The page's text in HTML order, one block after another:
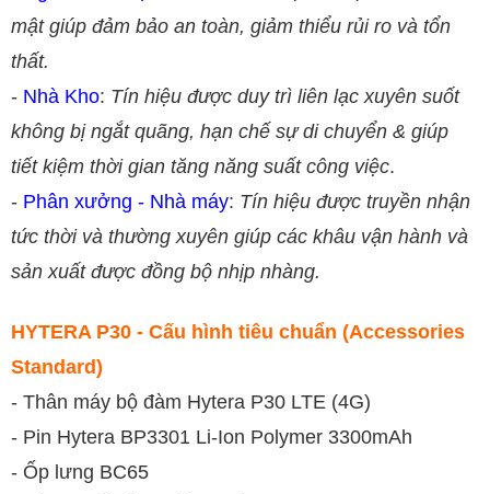
mật giúp đảm bảo an toàn, giảm thiểu rủi ro và tổn
thất.
- Nhà Kho: Tín hiệu được duy trì liên lạc xuyên suốt
không bị ngắt quãng, hạn chế sự di chuyển & giúp
tiết kiệm thời gian tăng năng suất công việc.
- Phân xưởng - Nhà máy: Tín hiệu được truyền nhận
tức thời và thường xuyên giúp các khâu vận hành và
sản xuất được đồng bộ nhịp nhàng.
HYTERA P30 - Cấu hình tiêu chuẩn (Accessories
Standard)
- Thân máy bộ đàm Hytera P30 LTE (4G)
- Pin Hytera BP3301 Li-Ion Polymer 3300mAh
- Ốp lưng BC65